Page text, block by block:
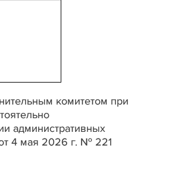
комитетом при
административных
4 мая 2026 г. № 221